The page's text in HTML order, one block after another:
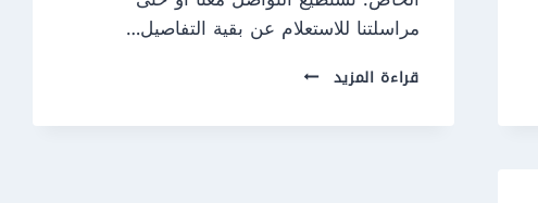
مراسلتنا للاستعلام عن بقية التفاصيل…
قراءة المزيد تركيب